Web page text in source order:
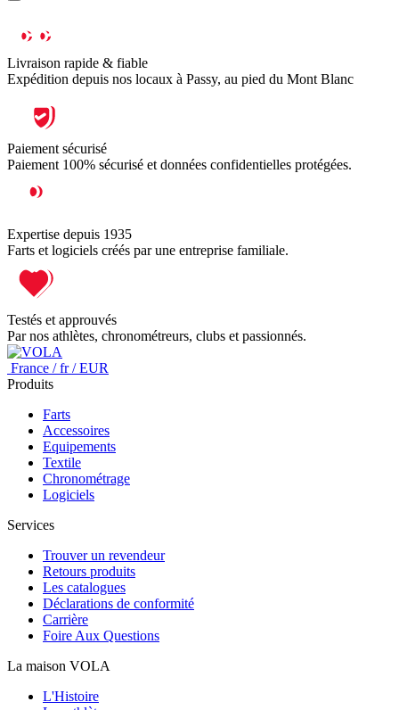
Livraison rapide & fiable
Expédition depuis nos locaux à Passy, au pied du Mont Blanc
Paiement sécurisé
Paiement 100% sécurisé et données confidentielles protégées.
Expertise depuis 1935
Farts et logiciels créés par une entreprise familiale.
Testés et approuvés
Par nos athlètes, chronométreurs, clubs et passionnés.
France / fr / EUR
Produits
Farts
Accessoires
Equipements
Textile
Chronométrage
Logiciels
Services
Trouver un revendeur
Retours produits
Les catalogues
Déclarations de conformité
Carrière
Foire Aux Questions
La maison VOLA
L'Histoire